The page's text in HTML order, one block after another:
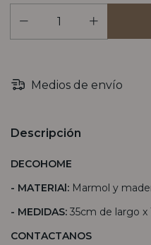
Medios de envío
Descripción
DECOHOME
- MATERIAl: Marmol y
- MEDIDAS: 35cm de largo
CONTACTANOS